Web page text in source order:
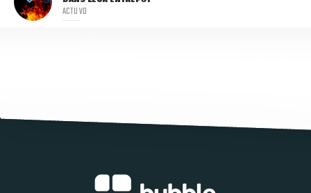
ACTU VO